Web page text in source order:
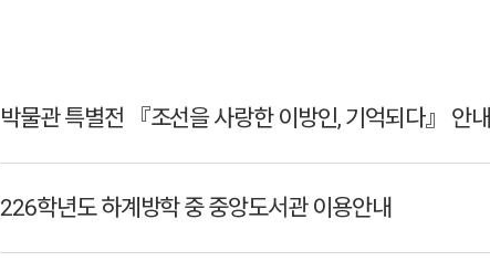
박물관 특별전 『조선을 사랑한 이방인, 기억되다』 안내
226학년도 하계방학 중 중앙도서관 이용안내